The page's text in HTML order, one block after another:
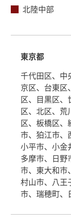
北陸中部
東京都
千代田区、中
京区、台東区
区、目黒区、
区、北区、荒
区、板橋区、
市、狛江市、
小平市、小金
多摩市、日野
市、東大和市
村山市、八王
市、瑞穂町、